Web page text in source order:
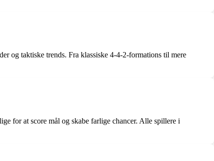
og taktiske trends. Fra klassiske 4-4-2-formations til mere
for at score mål og skabe farlige chancer. Alle spillere i